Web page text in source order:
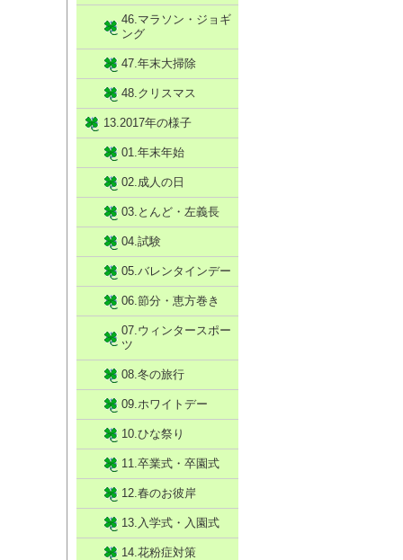
46.マラソン・ジョギ
ング
47.年末大掃除
48.クリスマス
13.2017年の様子
01.年末年始
02.成人の日
03.とんど・左義長
04.試験
05.バレンタインデー
06.節分・恵方巻き
07.ウィンタースポー
ツ
08.冬の旅行
09.ホワイトデー
10.ひな祭り
11.卒業式・卒園式
12.春のお彼岸
13.入学式・入園式
14.花粉症対策